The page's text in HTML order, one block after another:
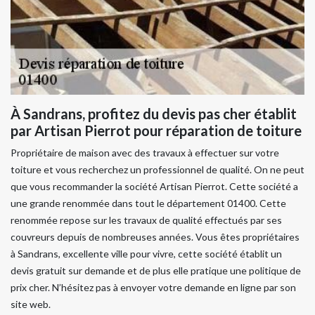
À Sandrans, profitez du devis pas cher établit
par Artisan Pierrot pour réparation de toiture
Propriétaire de maison avec des travaux à effectuer sur votre
toiture et vous recherchez un professionnel de qualité. On ne peut
que vous recommander la société Artisan Pierrot. Cette société a
une grande renommée dans tout le département 01400. Cette
renommée repose sur les travaux de qualité effectués par ses
couvreurs depuis de nombreuses années. Vous êtes propriétaires
à Sandrans, excellente ville pour vivre, cette société établit un
devis gratuit sur demande et de plus elle pratique une politique de
prix cher. N’hésitez pas à envoyer votre demande en ligne par son
site web.